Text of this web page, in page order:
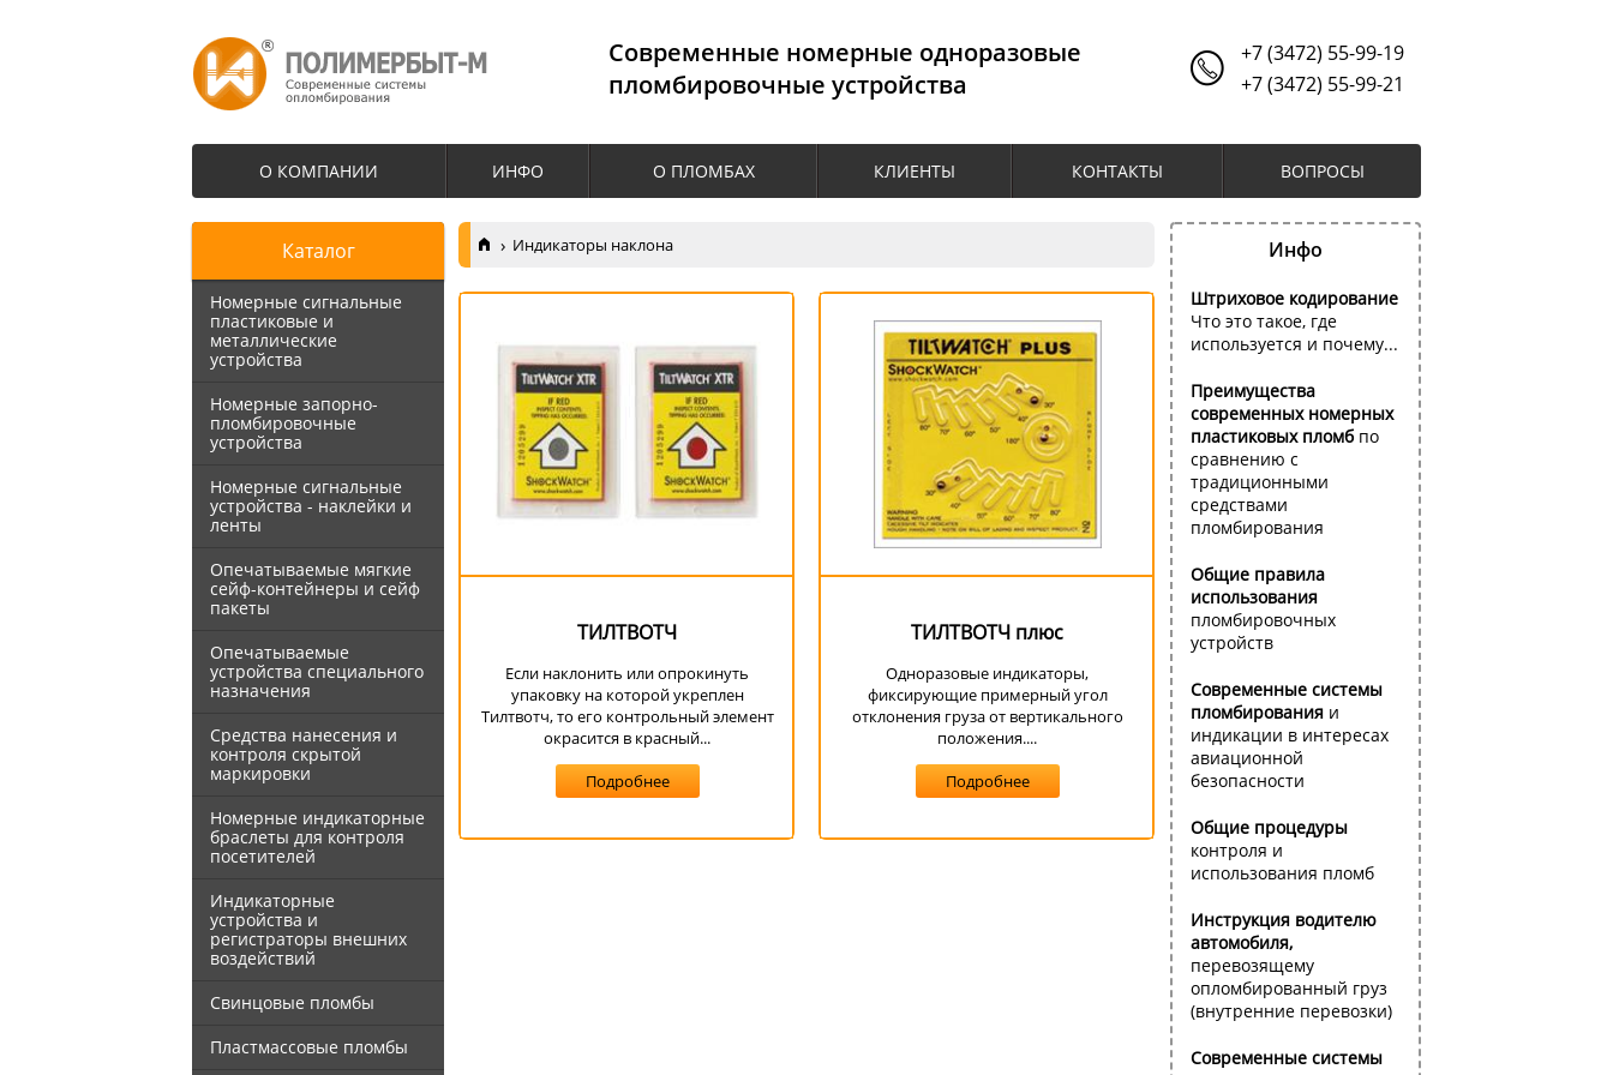
Cовременные номерные одноразовые
пломбировочные устройства
+7 (3472) 55-99-19
+7 (3472) 55-99-21
О КОМПАНИИ ИНФО О ПЛОМБАХ КЛИЕНТЫ КОНТАКТЫ ВОПРОСЫ
Каталог
Номерные сигнальные
пластиковые и
металлические
устройства
Номерные запорно-
пломбировочные
устройства
Номерные сигнальные
устройства - наклейки и
ленты
Опечатываемые мягкие
сейф-контейнеры и сейф
пакеты
Опечатываемые
устройства специального
назначения
Средства нанесения и
контроля скрытой
маркировки
Номерные индикаторные
браслеты для контроля
посетителей
Индикаторные
устройства и
регистраторы внешних
воздействий
Свинцовые пломбы
Пластмассовые пломбы
Индикаторы наклона
ТИЛТВОТЧ
Если наклонить или опрокинуть
упаковку на которой укреплен
Тилтвотч, то его контрольный элемент
окрасится в красный...
Подробнее
ТИЛТВОТЧ плюс
Одноразовые индикаторы,
фиксирующие примерный угол
отклонения груза от вертикального
положения....
Подробнее
Инфо
Штриховое кодирование
Что это такое, где
используется и почему...
Преимущества
современных номерных
пластиковых пломб по
сравнению с
традиционными
средствами
пломбирования
Общие правила
использования
пломбировочных
устройств
Современные системы
пломбирования и
индикации в интересах
авиационной
безопасности
Общие процедуры
контроля и
использования пломб
Инструкция водителю
автомобиля,
перевозящему
опломбированный груз
(внутренние перевозки)
Современные системы